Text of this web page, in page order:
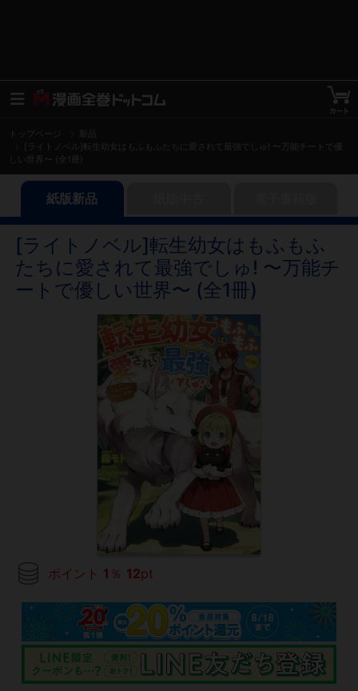
トップページ
[ライトノベル]転生幼女はもふもふたちに愛されて最強でしゅ! 〜万能チートで優
しい世界〜 (全1冊)
紙版新品
[ライトノベル]転生幼女はもふもふ
たちに愛されて最強でしゅ! 〜万能チ
ートで優しい世界〜 (全1冊)
ポイント 1 ％ 12pt